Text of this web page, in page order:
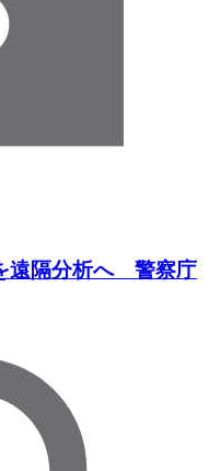
遠隔分析へ 警察庁